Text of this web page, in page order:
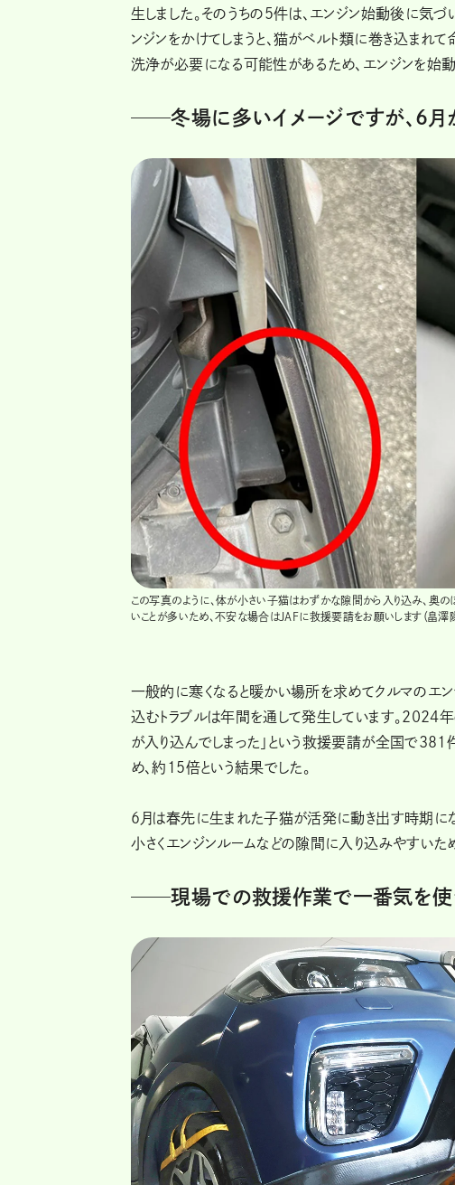
生しました。そのうちの５件は、エンジン始動後に気
ンジンをかけてしまうと、猫がベルト類に巻き込まれ
洗浄が必要になる可能性があるため、エンジンを始動
──冬場に多いイメージですが、6月
この写真のように、体が小さい子猫はわずかな隙間から入り込み、奥の
いことが多いため、不安な場合はJAFに救援要請をお願いします（畠澤
一般的に寒くなると暖かい場所を求めてクルマのエン
込むトラブルは年間を通して発生しています。2024
が入り込んでしまった」という救援要請が全国で
め、約15倍という結果でした。
6月は春先に生まれた子猫が活発に動き出す時期に
小さくエンジンルームなどの隙間に入り込みやすいた
──現場での救援作業で一番気を使